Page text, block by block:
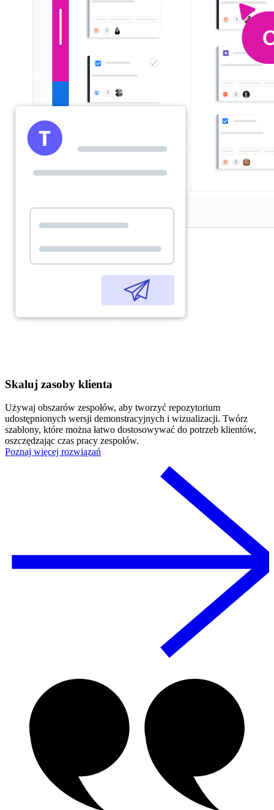
Skaluj zasoby klienta
Używaj obszarów zespołów, aby tworzyć repozytorium
udostępnionych wersji demonstracyjnych i wizualizacji. Twórz
szablony, które można łatwo dostosowywać do potrzeb klientów,
oszczędzając czas pracy zespołów.
Poznaj więcej rozwiązań